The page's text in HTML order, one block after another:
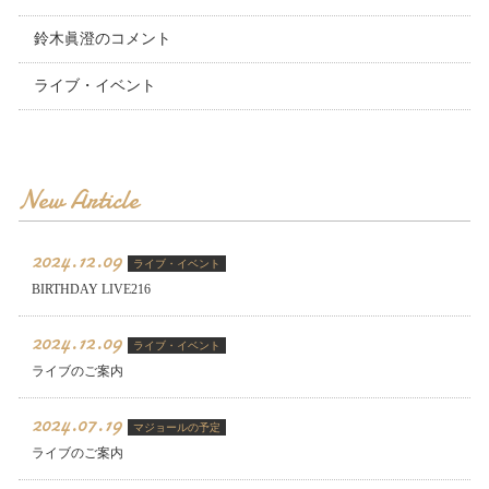
鈴木眞澄のコメント
ライブ・イベント
New Article
2024.12.09 ライブ・イベント
BIRTHDAY LIVE216
2024.12.09 ライブ・イベント
ライブのご案内
2024.07.19 マジョールの予定
ライブのご案内